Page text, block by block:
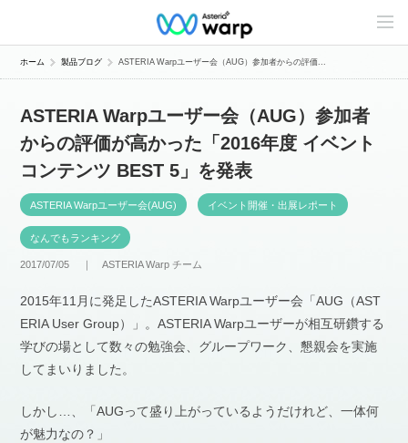
C
n
e
ホーム 製品ブログ ASTERIA Warpユーザー会（AUG）参加者からの評価...
ASTERIA Warpユーザー会（AUG）参加者
からの評価が高かった「2016年度 イベント
コンテンツ BEST 5」を発表
ASTERIA Warpユーザー会(AUG) イベント開催・出展レポート
なんでもランキング
2017/07/05 ｜ASTERIA Warp チーム
2015年11月に発足したASTERIA Warpユーザー会「AUG（AST
ERIA User Group）」。ASTERIA Warpユーザーが相互研鑽する
学びの場として数々の勉強会、グループワーク、懇親会を実施
してまいりました。
しかし…、「AUGって盛り上がっているようだけれど、一体何
が魅力なの？」